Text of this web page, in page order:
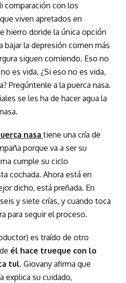
comparación con los
viven apretados en
hierro donde la única opción
bajar la depresión comen más
siguen comiendo. Eso no
es vida. ¿Si eso no es vida,
Pregúntenle a la puerca nasa.
se les ha de hacer agua la
nasa tiene una cría de
porque va a ser su
cumple su ciclo
cochada. Ahora está en
dicho, está preñada. En
y siete crías, y cuando toca
para seguir el proceso.
es traído de otro
él hace trueque con lo
tul. Giovany afirma que
explica su cuidado,